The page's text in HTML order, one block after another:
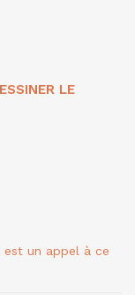
LE
un appel à ce